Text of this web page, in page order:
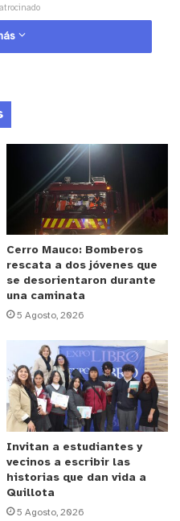
llevamos dos
y si lo llevamos a la
significativo, es una
directivo, lo hemos
nada”, señaló
busca que
8 de la mañana y está
horas del mismo lunes
Cerro Mauco: Bomberos
rescata a dos jóvenes que
se desorientaron durante
una caminata
5 Agosto, 2026
Invitan a estudiantes y
vecinos a escribir las
historias que dan vida a
Quillota
5 Agosto, 2026